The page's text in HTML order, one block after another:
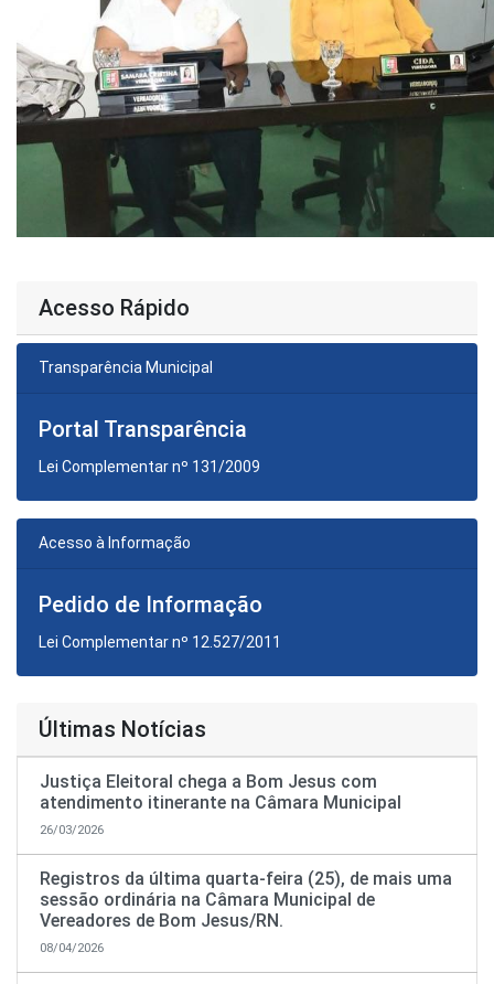
Acesso Rápido
Transparência Municipal
Portal Transparência
Lei Complementar nº 131/2009
Acesso à Informação
Pedido de Informação
Lei Complementar nº 12.527/2011
Últimas Notícias
Justiça Eleitoral chega a Bom Jesus com
atendimento itinerante na Câmara Municipal
26/03/2026
Registros da última quarta-feira (25), de mais uma
sessão ordinária na Câmara Municipal de
Vereadores de Bom Jesus/RN.
08/04/2026